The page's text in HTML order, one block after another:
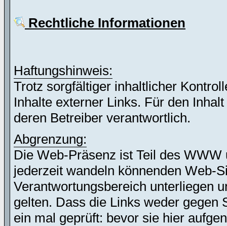
Rechtliche Informationen
Haftungshinweis:
Trotz sorgfältiger inhaltlicher
Inhalte externer Links. Für den
deren Betreiber verantwortlich.
Abgrenzung:
Die Web-Präsenz ist Teil des
jederzeit wandeln könnenden Web-
Verantwortungsbereich unterliegen
gelten. Dass die Links weder gegen
ein mal geprüft: bevor sie hier